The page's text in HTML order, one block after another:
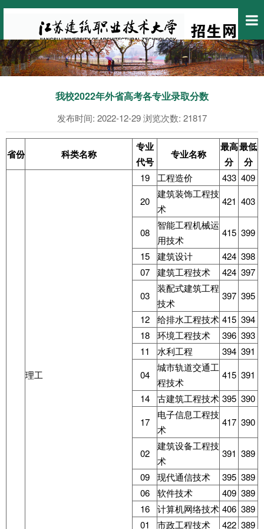
我校2022年外省高考各专业录取分数
发布时间: 2022-12-29浏览次数: 21817
省份 科类名称
专业
代号
专业名称
最高
分
最低
分
理工
19 工程造价 433 409
20
建筑装饰工程技
术
421 403
08
智能工程机械运
用技术
415 399
15
建筑设计 424 398
07
建筑工程技术 424 397
03
装配式建筑工程
技术
397 395
12
给排水工程技术 415 394
18
环境工程技术 396 393
11
水利工程 394 391
04
城市轨道交通工
程技术
415 391
14
古建筑工程技术 395 390
17
电子信息工程技
术
417 390
02
建筑设备工程技
术
391 389
09
现代通信技术 395 389
06
软件技术 409 389
16
计算机网络技术 406 389
01
市政工程技术 422 389